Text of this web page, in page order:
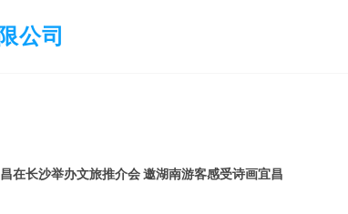
公司
在长沙举办文旅推介会 邀湖南游客感受诗画宜昌